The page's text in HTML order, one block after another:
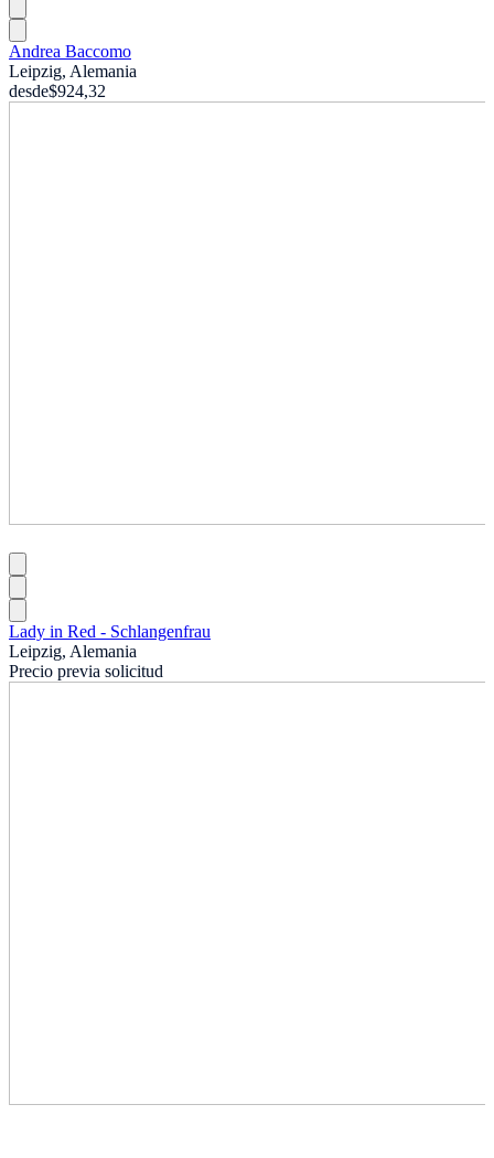
Andrea Baccomo
Leipzig, Alemania
desde$924,32
Lady in Red - Schlangenfrau
Leipzig, Alemania
Precio previa solicitud